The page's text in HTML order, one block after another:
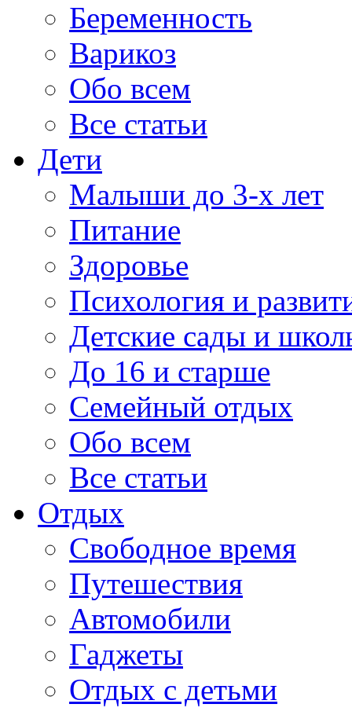
Беременность
Варикоз
Обо всем
Все статьи
Дети
Малыши до 3-х лет
Питание
Здоровье
Психология и
Детские сады и
До 16 и старше
Семейный отдых
Обо всем
Все статьи
Отдых
Свободное время
Путешествия
Автомобили
Гаджеты
Отдых с детьми